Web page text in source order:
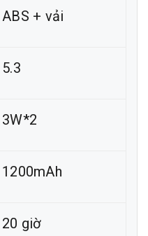
ABS + vải
5.3
3W*2
1200mAh
20 giờ